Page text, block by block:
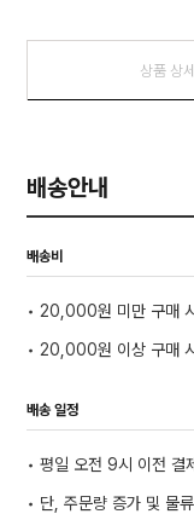
상품 상
배송안내
배송비
• 20,000원 미만 구매
• 20,000원 이상 구매
배송 일정
• 평일 오전 9시 이전 결
• 단, 주문량 증가 및 물